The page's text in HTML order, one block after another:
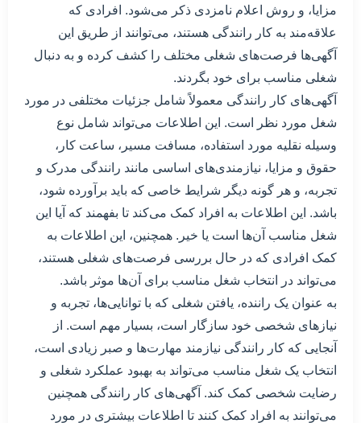
مزایا، و روش اعلام نامزدی ذکر می‌شود. افرادی که
علاقه‌مند به کار رانندگی هستند، می‌توانند از طریق این
آگهی‌ها فرصت‌های شغلی مختلف را کشف کرده و به دنبال
شغلی مناسب برای خود بگردند.
آگهی‌های کار رانندگی معمولاً شامل جزئیات مختلفی در مورد
شغل مورد نظر است. این اطلاعات می‌تواند شامل نوع
وسیله نقلیه مورد استفاده، مسافت مسیر، ساعت کار،
حقوق و مزایا، نیازمندی‌های اساسی مانند رانندگی مدرک و
تجربه، و هر گونه دیگر شرایط خاصی که باید برآورده شود،
باشد. این اطلاعات به افراد کمک می‌کند تا بفهمند که آیا این
شغل مناسب آن‌ها است یا خیر. همچنین، این اطلاعات به
کمک افرادی که در حال بررسی فرصت‌های شغلی هستند،
می‌تواند در انتخاب شغل مناسب برای آن‌ها موثر باشد.
به عنوان یک راننده، یافتن شغلی که با توانایی‌ها، تجربه و
نیازهای شخصی خود سازگار است، بسیار مهم است. از
آنجایی که کار رانندگی نیازمند مهارت‌ها و صبر زیادی است،
انتخاب یک شغل مناسب می‌تواند به بهبود عملکرد شغلی و
رضایت شخصی کمک کند. آگهی‌های کار رانندگی همچنین
می‌توانند به افراد کمک کنند تا اطلاعات بیشتری در مورد